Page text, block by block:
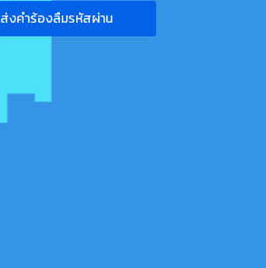
ส่งคำร้องลืมรหัสผ่าน